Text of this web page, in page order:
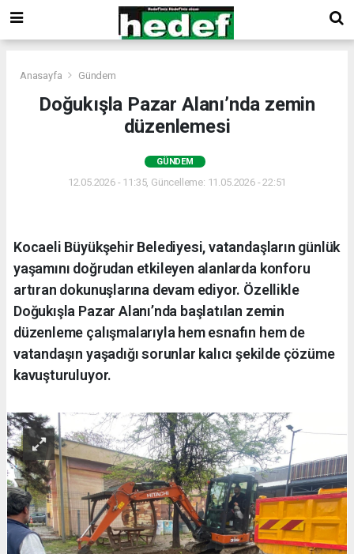
Anasayfa Gündem
Doğukışla Pazar Alanı’nda zemin
düzenlemesi
GÜNDEM
12.05.2026 - 11:35, Güncelleme: 11.05.2026 - 22:51
Kocaeli Büyükşehir Belediyesi, vatandaşların günlük
yaşamını doğrudan etkileyen alanlarda konforu
artıran dokunuşlarına devam ediyor. Özellikle
Doğukışla Pazar Alanı’nda başlatılan zemin
düzenleme çalışmalarıyla hem esnafın hem de
vatandaşın yaşadığı sorunlar kalıcı şekilde çözüme
kavuşturuluyor.